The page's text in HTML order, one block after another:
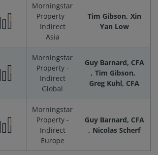
Performance
Scenarios
Morningstar
Property -
Indirect
Asia
Tim Gibson Xin
Yan Low
Performance
Scenarios
Morningstar
Property -
Indirect
Global
Guy Barnard, CFA
Tim Gibson
Greg Kuhl, CFA
Performance
Morningstar
Property -
Indirect
Europe
Guy Barnard, CFA
Nicolas Scherf